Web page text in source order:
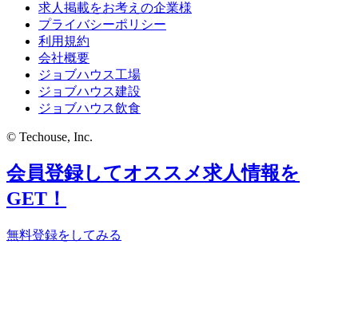
求人掲載をお考えの企業様
プライバシーポリシー
利用規約
会社概要
ジョブハウス工場
ジョブハウス建設
ジョブハウス飲食
© Techouse, Inc.
会員登録してオススメ求人情報を
GET！
無料登録をしてみる